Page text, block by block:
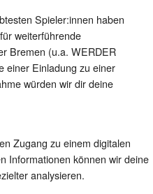
Spieler:innen haben
weiterführende
Bremen (u.a. WERDER
einer Einladung zu einer
würden wir dir deine
Zugang zu einem digitalen
Informationen können wir deine
analysieren.